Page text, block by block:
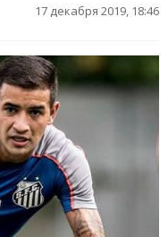
17 декабря 2019, 18:46